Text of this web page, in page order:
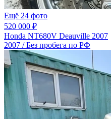
Ещё 24 фото
520 000 ₽
Honda NT680V Deauville 2007
2007 / Без пробега по РФ